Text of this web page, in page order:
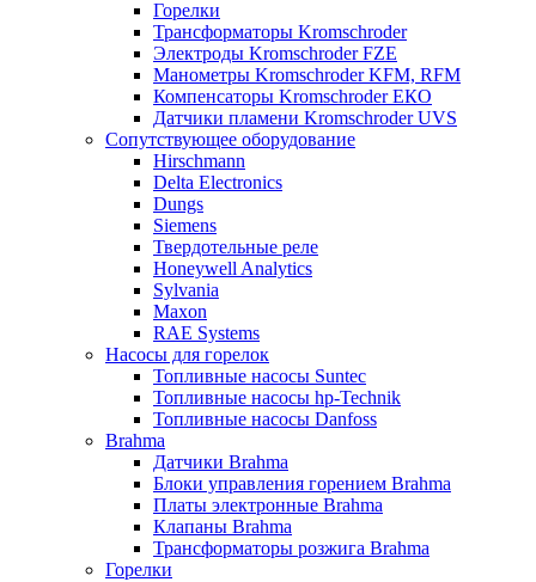
Горелки
Трансформаторы Kromschroder
Электроды Kromschroder FZE
Манометры Kromschroder KFM, RFM
Компенсаторы Kromschroder ЕКО
Датчики пламени Kromschroder UVS
Сопутствующее оборудование
Hirschmann
Delta Electronics
Dungs
Siemens
Твердотельные реле
Honeywell Analytics
Sylvania
Maxon
RAE Systems
Насосы для горелок
Топливные насосы Suntec
Топливные насосы hp-Technik
Топливные насосы Danfoss
Brahma
Датчики Brahma
Блоки управления горением Brahma
Платы электронные Brahma
Клапаны Brahma
Трансформаторы розжига Brahma
Горелки